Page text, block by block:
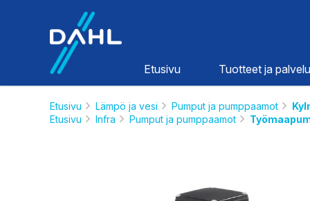
Etusivu Tuotteet ja
Lämpö ja
Etusivu Lämpö ja vesi Pumput ja pumppaamot
Etusivu
Infra Pumput ja pumppaamot